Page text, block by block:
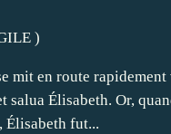
)
mit en route
salua Élisabeth. Or,
Élisabeth fut...